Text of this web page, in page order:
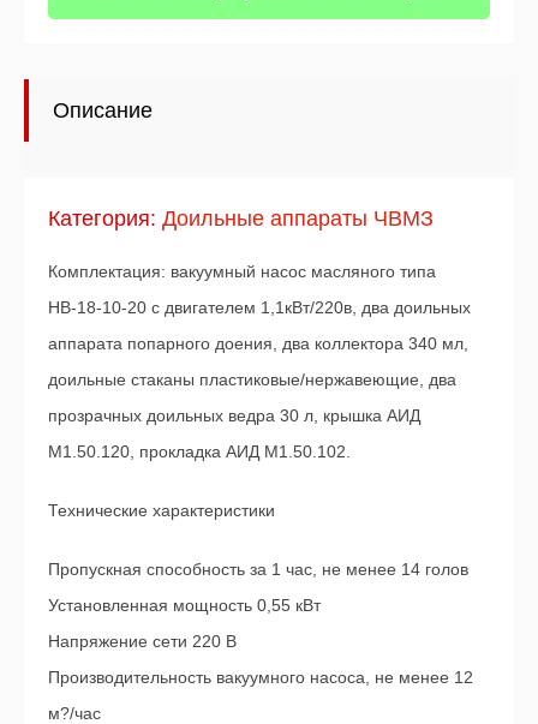
Описание
Категория: Доильные аппараты ЧВМЗ
Комплектация: вакуумный насос масляного типа
НВ-18-10-20 с двигателем 1,1кВт/220в, два доильных
аппарата попарного доения, два коллектора 340 мл,
доильные стаканы пластиковые/нержавеющие, два
прозрачных доильных ведра 30 л, крышка АИД
М1.50.120, прокладка АИД М1.50.102.
Технические характеристики
Пропускная способность за 1 час, не менее 14 голов
Установленная мощность 0,55 кВт
Напряжение сети 220 В
Производительность вакуумного насоса, не менее 12
м?/час